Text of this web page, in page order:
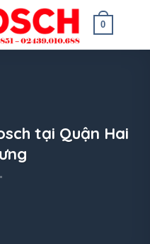
0
tại Quận Hai